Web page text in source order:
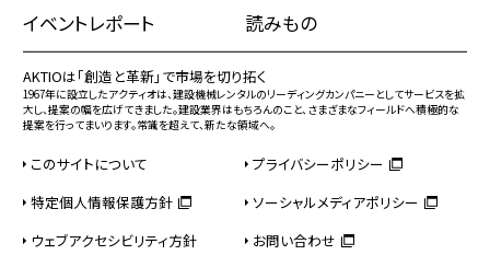
イベントレポート
読みもの
AKTIOは「創造と革新」で市場を切り拓く
1967年に設立したアクティオは、建設機械レンタルのリーディングカンパニーとしてサービスを拡
大し、提案の幅を広げてきました。建設業界はもちろんのこと、さまざまなフィールドへ積極的な
提案を行ってまいります。常識を超えて、新たな領域へ。
このサイトについて
プライバシーポリシー
特定個人情報保護方針
ソーシャルメディアポリシー
ウェブアクセシビリティ方針
お問い合わせ